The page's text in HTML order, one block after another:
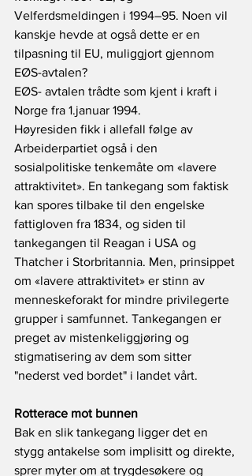
Velferdsmeldingen i 1994–95. Noen vil
kanskje hevde at også dette er en
tilpasning til EU, muliggjort gjennom
EØS-avtalen?
EØS- avtalen trådte som kjent i kraft i
Norge fra 1.januar 1994.
Høyresiden fikk i allefall følge av
Arbeiderpartiet også i den
sosialpolitiske tenkemåte om «lavere
attraktivitet». En tankegang som faktisk
kan spores tilbake til den engelske
fattigloven fra 1834, og siden til
tankegangen til Reagan i USA og
Thatcher i Storbritannia. Men, prinsippet
om «lavere attraktivitet» er stinn av
menneskeforakt for mindre privilegerte
grupper i samfunnet. Tankegangen er
preget av mistenkeliggjøring og
stigmatisering av dem som sitter
"nederst ved bordet" i landet vårt.
Rotterace mot bunnen
Bak en slik tankegang ligger det en
stygg antakelse som implisitt og direkte,
sprer myter om at trygdesøkere og